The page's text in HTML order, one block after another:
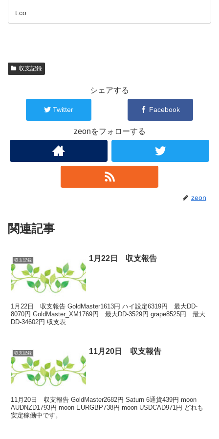
t.co
収支記録
シェアする
Twitter Facebook
zeonをフォローする
zeon
関連記事
収支記録 1月22日 収支報告
1月22日 収支報告 GoldMaster1613円 ハイ設定6319円 最大DD-
8070円 GoldMaster_XM1769円 最大DD-3529円 grape8525円 最大
DD-34602円 収支表
収支記録 11月20日 収支報告
11月20日 収支報告 GoldMaster2682円 Saturn 6通貨439円 moon
AUDNZD1793円 moon EURGBP738円 moon USDCAD971円 どれも
安定稼働中です。